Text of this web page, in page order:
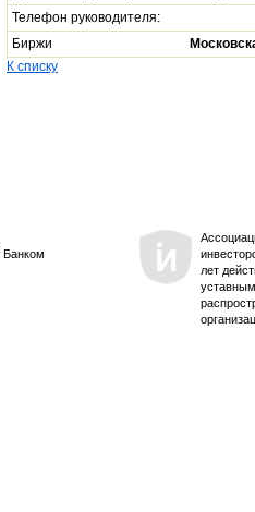
Телефон руководителя:
Биржи
К списку
Банком
лет